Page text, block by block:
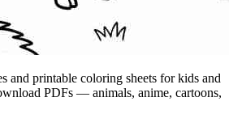
and printable coloring sheets for kids and
PDFs — animals, anime, cartoons,